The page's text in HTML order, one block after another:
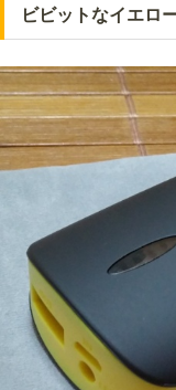
ビビットなイエロ